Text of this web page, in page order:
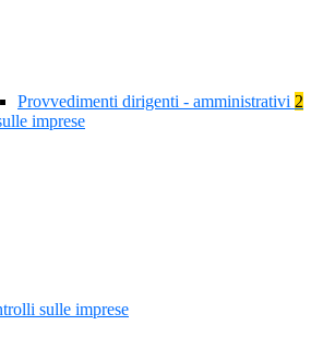
Provvedimenti dirigenti - amministrativi 2
imprese
sulle imprese